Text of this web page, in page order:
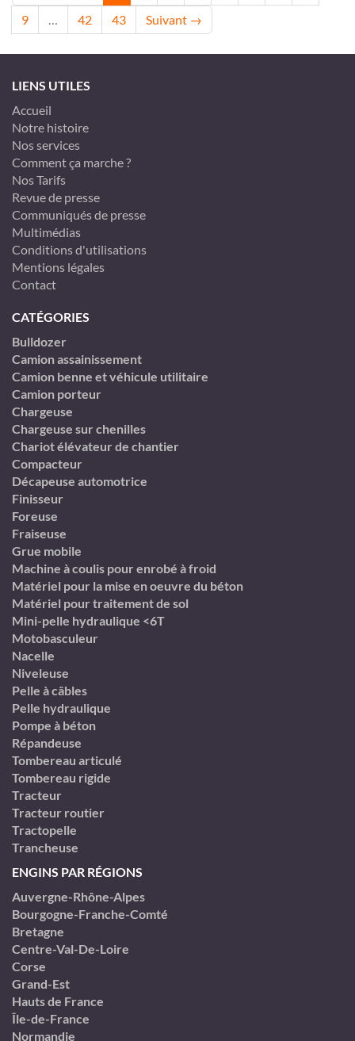
9
… 42 43 Suivant →
LIENS UTILES
Accueil
Notre histoire
Nos services
Comment ça marche ?
Nos Tarifs
Revue de presse
Communiqués de presse
Multimédias
Conditions d'utilisations
Mentions légales
Contact
CATÉGORIES
Bulldozer
Camion assainissement
Camion benne et véhicule utilitaire
Camion porteur
Chargeuse
Chargeuse sur chenilles
Chariot élévateur de chantier
Compacteur
Décapeuse automotrice
Finisseur
Foreuse
Fraiseuse
Grue mobile
Machine à coulis pour enrobé à froid
Matériel pour la mise en oeuvre du béton
Matériel pour traitement de sol
Mini-pelle hydraulique <6T
Motobasculeur
Nacelle
Niveleuse
Pelle à câbles
Pelle hydraulique
Pompe à béton
Répandeuse
Tombereau articulé
Tombereau rigide
Tracteur
Tracteur routier
Tractopelle
Trancheuse
ENGINS PAR RÉGIONS
Auvergne-Rhône-Alpes
Bourgogne-Franche-Comté
Bretagne
Centre-Val-De-Loire
Corse
Grand-Est
Hauts de France
Île-de-France
Normandie